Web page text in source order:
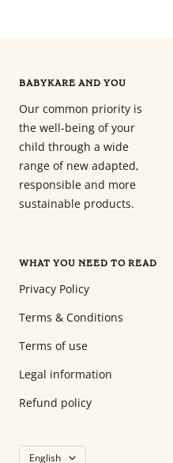
BABYKARE AND YOU
Our common priority is
the well-being of your
child through a wide
range of new adapted,
responsible and more
sustainable products.
WHAT YOU NEED TO READ
Privacy Policy
Terms & Conditions
Terms of use
Legal information
Refund policy
Language
English